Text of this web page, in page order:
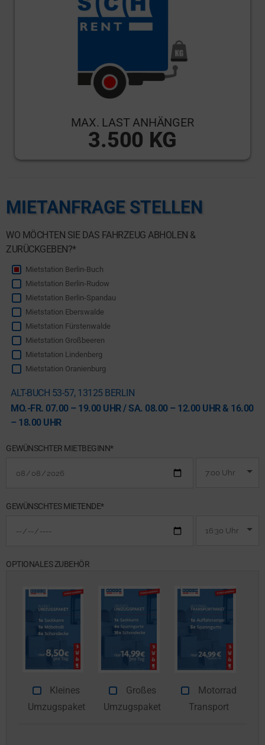
MAX. LAST ANHÄNGER
3.500 KG
MIETANFRAGE STELLEN
WO MÖCHTEN SIE DAS FAHRZEUG ABHOLEN &
ZURÜCKGEBEN?*
Mietstation Berlin-Buch
Mietstation Berlin-Rudow
Mietstation Berlin-Spandau
Mietstation Eberswalde
Mietstation Fürstenwalde
Mietstation Großbeeren
Mietstation Lindenberg
Mietstation Oranienburg
ALT-BUCH 53-57, 13125 BERLIN
MO.-FR. 07.00 – 19.00 UHR / SA. 08.00 – 12.00 UHR & 16.00
– 18.00 UHR
GEWÜNSCHTER MIETBEGINN*
GEWÜNSCHTES MIETENDE*
OPTIONALES ZUBEHÖR
Kleines
Umzugspaket
Großes
Umzugspaket
Motorrad
Transport